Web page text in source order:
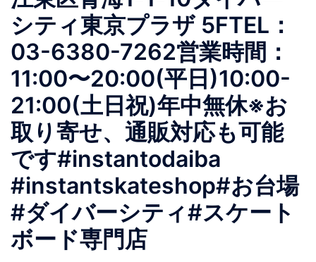
シティ東京プラザ 5FTEL：
03-6380-7262営業時間：
11:00〜20:00(平日)10:00-
21:00(土日祝)年中無休※お
取り寄せ、通販対応も可能
です#instantodaiba
#instantskateshop#お台場
#ダイバーシティ#スケート
ボード専門店